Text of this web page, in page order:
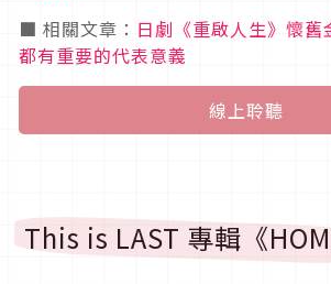
■ 相關文章： 日劇《重啟人生》懷
都有重要的代表意義
線上聆聽
This is LAST 專輯《